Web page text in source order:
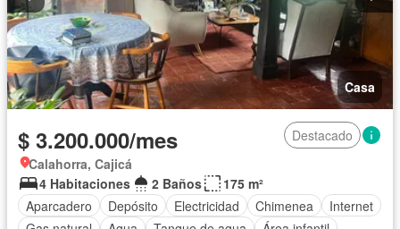
Casa
$ 3.200.000/mes
Destacado
Calahorra, Cajicá
4 Habitaciones
2 Baños
175 m²
Aparcadero
Depósito Electricidad Chimenea
Internet